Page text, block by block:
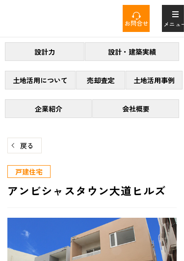
ン
キ
プ
お問合せ メニュー
設計力 設計・建築実績
土地活用について 売却査定 土地活用事例
企業紹介 会社概要
戻る
戸建住宅
アンビシャスタウン大道ヒルズ